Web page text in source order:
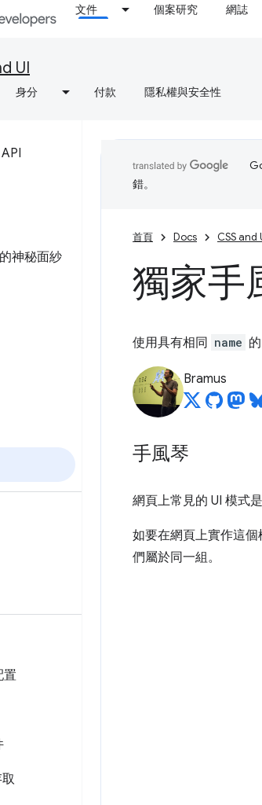
文件 個案研究 網誌
UI
身分 付款 隱私權與安全性
神秘面紗
置
錯。
首頁 Docs CSS and
獨家手
使用具有相同 name
Bramus
手風琴
網頁上常見的 UI 模式
如要在網頁上實作這
們屬於同一組。